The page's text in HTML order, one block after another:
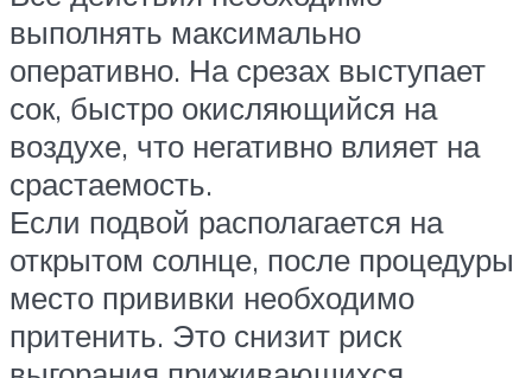
выполнять максимально
оперативно. На срезах выступает
сок, быстро окисляющийся на
воздухе, что негативно влияет на
срастаемость.
Если подвой располагается на
открытом солнце, после процедуры
место прививки необходимо
притенить. Это снизит риск